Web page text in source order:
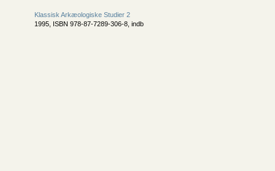
Klassisk Arkæologiske Studier 2
1995, ISBN 978-87-7289-306-8, indb